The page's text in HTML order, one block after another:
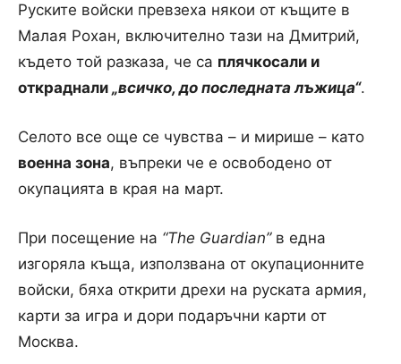
Руските войски превзеха някои от къщите в
Малая Рохан, включително тази на Дмитрий,
където той разказа, че са плячкосали и
откраднали „всичко, до последната лъжица“.
Селото все още се чувства – и мирише – като
военна зона, въпреки че е освободено от
окупацията в края на март.
При посещение на “The Guardian”в една
изгоряла къща, използвана от окупационните
войски, бяха открити дрехи на руската армия,
карти за игра и дори подаръчни карти от
Москва.